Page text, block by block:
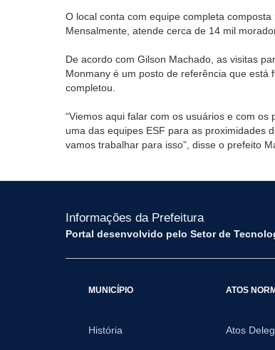
O local conta com equipe completa
Mensalmente, atende cerca de 14 mil
De acordo com Gilson Machado, as visitas
Monmany é um posto de referência que está
completou.
“Viemos aqui falar com os usuários e com
uma das equipes ESF para as proximidades
vamos trabalhar para isso”, disse o prefeito
Informações da Prefeitura
Portal desenvolvido pelo Setor de
MUNICÍPIO
História
ATOS
Atos